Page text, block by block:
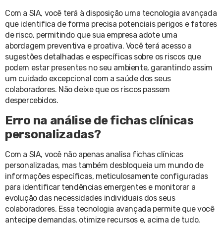
Com a SIA, você terá à disposição uma tecnologia avançada
que identifica de forma precisa potenciais perigos e fatores
de risco, permitindo que sua empresa adote uma
abordagem preventiva e proativa. Você terá acesso a
sugestões detalhadas e específicas sobre os riscos que
podem estar presentes no seu ambiente, garantindo assim
um cuidado excepcional com a saúde dos seus
colaboradores. Não deixe que os riscos passem
despercebidos.
Erro na análise de fichas clínicas
personalizadas?
Com a SIA, você não apenas analisa fichas clínicas
personalizadas, mas também desbloqueia um mundo de
informações específicas, meticulosamente configuradas
para identificar tendências emergentes e monitorar a
evolução das necessidades individuais dos seus
colaboradores. Essa tecnologia avançada permite que você
antecipe demandas, otimize recursos e, acima de tudo,